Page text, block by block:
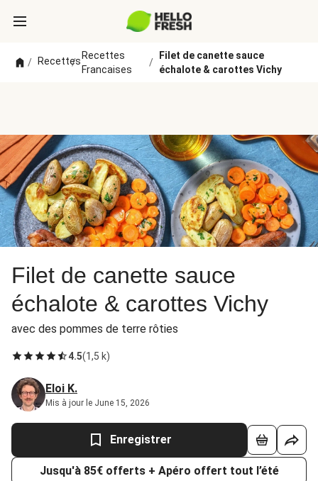
/ Recettes
/
Recettes
Francaises
/
Filet de canette sauce
échalote & carottes Vichy
Filet de canette sauce
échalote & carottes Vichy
avec des pommes de terre rôties
4.5(1,5 k)
Eloi K.
Mis à jour le June 15, 2026
Enregistrer
Jusqu'à 85€ offerts + Apéro offert tout l’été